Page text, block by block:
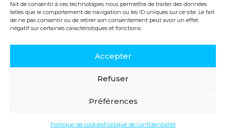
fait de consentir à ces technologies nous permettra de traiter des données
telles que le comportement de navigation ou les ID uniques sur ce site. Le fait
de ne pas consentir ou de retirer son consentement peut avoir un effet
négatif sur certaines caractéristiques et fonctions.
Accepter
Refuser
Préférences
Politique de cookiesPolitique de confidentialité
Notre Linkedin
Autres services
Formation analytics